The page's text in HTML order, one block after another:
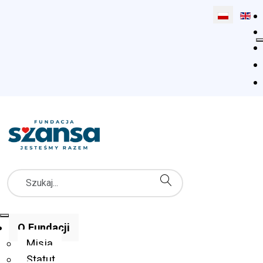
Wybierz
Szukaj
Menu Główne
O Fundacji
Misja
Statut